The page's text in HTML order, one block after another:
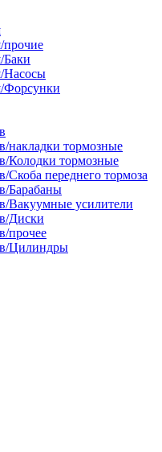
прочие
Баки
Насосы
Форсунки
накладки тормозные
Колодки тормозные
Скоба переднего тормоза
Барабаны
Вакуумные усилители
Диски
прочее
Цилиндры